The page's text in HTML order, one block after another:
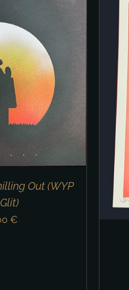
Out (WYP
€
DETAILS